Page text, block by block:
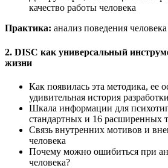
качество работы человека
Практика: анализ поведения
2. DISC как универсальный
жизни
Как появилась эта методика, ее
удивительная история разработки
Шкала информации для
стандартных и 16 расширенных
Связь внутренних мотивов и
человека
Почему можно ошибиться при
человека?